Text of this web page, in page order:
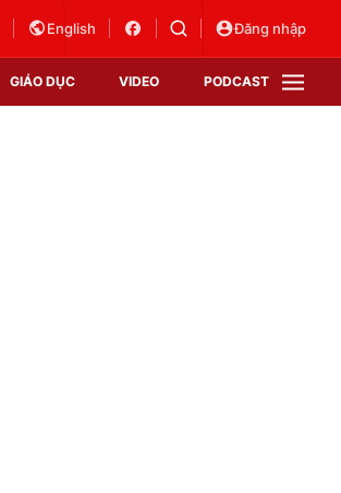
English Đăng nhập
GIÁO DỤC VIDEO PODCAST